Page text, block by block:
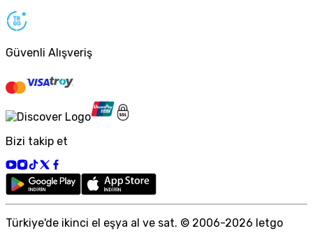
Güvenli Alışveriş
Bizi takip et
Türkiye'de ikinci el eşya al ve sat. © 2006-2026 letgo